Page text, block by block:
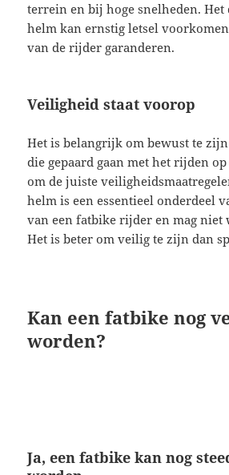
terrein en bij hoge snelheden. Het
helm kan ernstig letsel
van de rijder garanderen.
Veiligheid staat voorop
Het is belangrijk om bewust te
die gepaard gaan met het rijden
om de juiste
helm is een essentieel onderdeel
van een fatbike rijder en mag niet
Het is beter om veilig te zijn dan
Kan een fatbike nog
worden?
Ja, een fatbike kan nog